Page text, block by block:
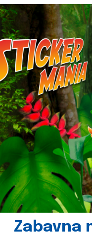
Zabavna